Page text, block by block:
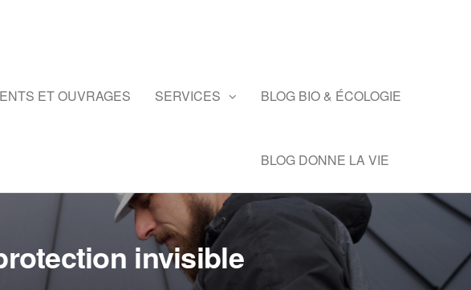
ET OUVRAGES SERVICES BLOG BIO & ÉCOLOGIE
BLOG DONNE LA VIE
invisible